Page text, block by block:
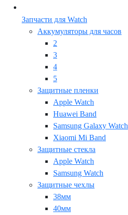
Запчасти для Watch
Аккумуляторы для часов
2
3
4
5
Защитные пленки
Apple Watch
Huawei Band
Samsung Galaxy Watch
Xiaomi Mi Band
Защитные стекла
Apple Watch
Samsung Watch
Защитные чехлы
38мм
40мм